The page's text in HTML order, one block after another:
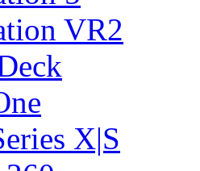
VR2
X|S